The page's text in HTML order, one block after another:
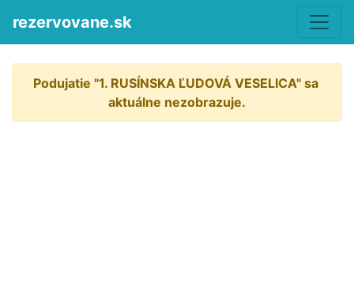
rezervovane.sk
Podujatie "1. RUSÍNSKA ĽUDOVÁ VESELICA" sa
aktuálne nezobrazuje.